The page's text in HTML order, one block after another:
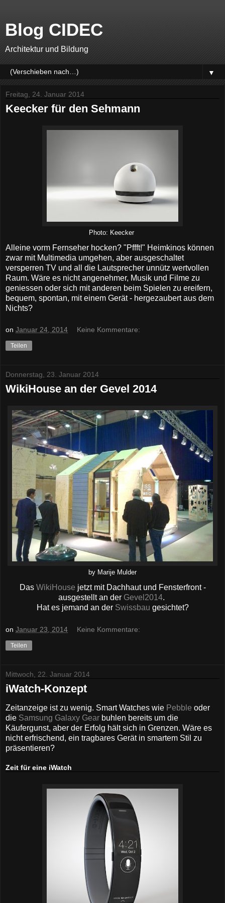
Blog CIDEC
Architektur und Bildung
▼
Freitag, 24. Januar 2014
Keecker für den Sehmann
Photo: Keecker
Alleine vorm Fernseher hocken? "Pffft!" Heimkinos können
zwar mit Multimedia umgehen, aber ausgeschaltet
versperren TV und all die Lautsprecher unnütz wertvollen
Raum. Wäre es nicht angenehmer, Musik und Filme zu
geniessen oder sich mit anderen beim Spielen zu ereifern,
bequem, spontan, mit einem Gerät - hergezaubert aus dem
Nichts?
on Januar 24, 2014 Keine Kommentare:
Teilen
Donnerstag, 23. Januar 2014
WikiHouse an der Gevel 2014
by Marije Mulder
Das WikiHouse jetzt mit Dachhaut und Fensterfront -
ausgestellt an der Gevel2014.
Hat es jemand an der Swissbau gesichtet?
on Januar 23, 2014 Keine Kommentare:
Teilen
Mittwoch, 22. Januar 2014
iWatch-Konzept
Zeitanzeige ist zu wenig. Smart Watches wie Pebble oder
die Samsung Galaxy Gear buhlen bereits um die
Käufergunst, aber der Erfolg hält sich in Grenzen. Wäre es
nicht erfrischend, ein tragbares Gerät in smartem Stil zu
präsentieren?
Zeit für eine iWatch